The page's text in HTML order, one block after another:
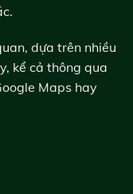
dựa trên nhiều
kể cả thông qua
Maps hay